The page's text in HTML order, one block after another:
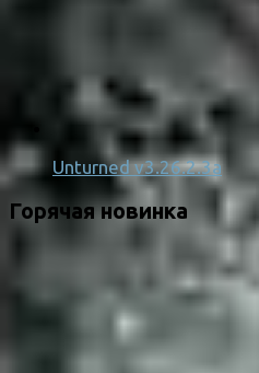
Unturned v3.26.2.3a
Горячая новинка